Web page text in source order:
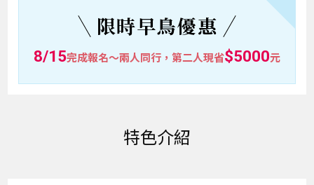
限時早鳥優惠
8/15完成報名～兩人同行，第二人現省$5000元
特色介紹